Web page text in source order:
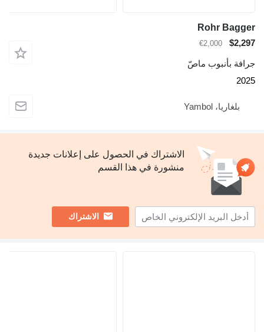
Rohr Bagger
$2,297
€2,000
جرافة بأنبوب ماصّ
2025
بلغاريا، Yambol
الاشتراك في الحصول على إعلانات جديدة
منشورة في هذا القسم
الاشتراك